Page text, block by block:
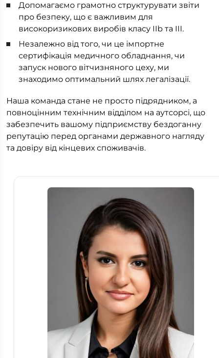
Допомагаємо грамотно структурувати звіти
про безпеку, що є важливим для
високоризикових виробів класу IIb та III.
Незалежно від того, чи це імпортне
сертифікація медичного обладнання, чи
запуск нового вітчизняного цеху, ми
знаходимо оптимальний шлях легалізації.
Наша команда стане не просто підрядником, а
повноцінним технічним відділом на аутсорсі, що
забезпечить вашому підприємству бездоганну
репутацію перед органами державного нагляду
та довіру від кінцевих споживачів.